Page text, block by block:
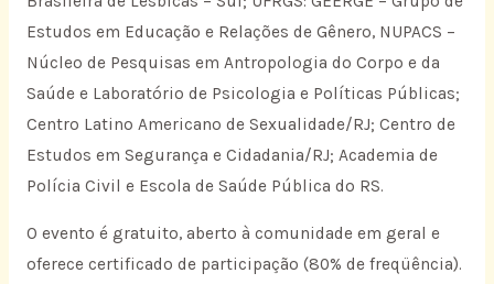
Estudos em Educação e Relações de Gênero, NUPACS –
Núcleo de Pesquisas em Antropologia do Corpo e da
Saúde e Laboratório de Psicologia e Políticas Públicas;
Centro Latino Americano de Sexualidade/RJ; Centro de
Estudos em Segurança e Cidadania/RJ; Academia de
Polícia Civil e Escola de Saúde Pública do RS.
O evento é gratuito, aberto à comunidade em geral e
oferece certificado de participação (80% de freqüência).